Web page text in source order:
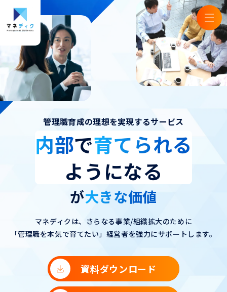
管理職育成の理想を実現するサービス
内部で育てられる
ようになる
が大きな価値
マネディクは、さらなる事業/組織拡大のために
「管理職を本気で育てたい」経営者を強力にサポートします。
資料ダウンロード